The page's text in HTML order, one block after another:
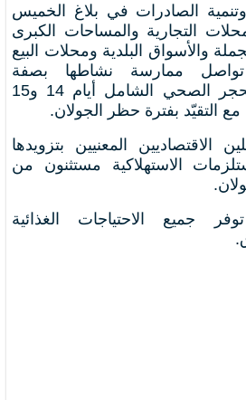
الصادرات في بلاغ الخميس
أنّ المحلات التجارية والمساحات الكبرى
والأسواق البلدية ومحلات البيع
تواصل ممارسة نشاطها بصفة
اعتيادية خلال فترة الحجر الصحي الشامل أيام 14 و15
الاقتصاديين المعنيين بتزويدها
الاستهلاكية مستثنون من
جميع الاحتياجات الغذائية